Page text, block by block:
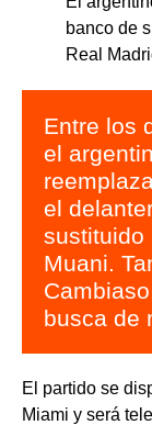
banco de
Real
Entre los
el
el
sustituido
Muani.
busca de
El partido se
Miami y será